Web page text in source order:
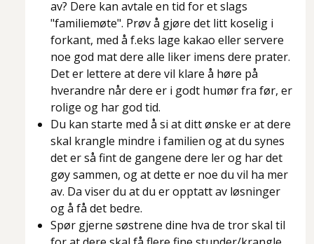
av? Dere kan avtale en tid for et slags
"familiemøte". Prøv å gjøre det litt koselig i
forkant, med å f.eks lage kakao eller servere
noe god mat dere alle liker imens dere prater.
Det er lettere at dere vil klare å høre på
hverandre når dere er i godt humør fra før, er
rolige og har god tid.
Du kan starte med å si at ditt ønske er at dere
skal krangle mindre i familien og at du synes
det er så fint de gangene dere ler og har det
gøy sammen, og at dette er noe du vil ha mer
av. Da viser du at du er opptatt av løsninger
og å få det bedre.
Spør gjerne søstrene dine hva de tror skal til